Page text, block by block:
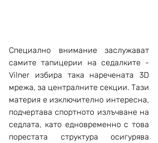
Специално внимание заслужават
самите тапицерии на седалките -
Vilner избира така наречената 3D
мрежа, за централните секции. Тази
материя е изключително интересна,
подчертава спортното излъчване на
седлата, като едновременно с това
порестата структура осигурява